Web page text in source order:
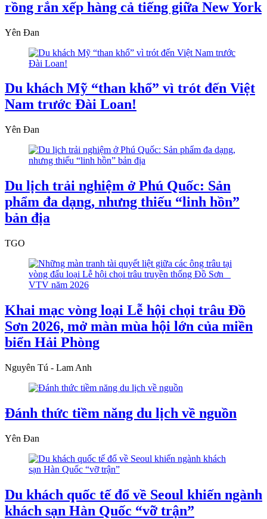
rồng rắn xếp hàng cả tiếng giữa New York
Yên Đan
Du khách Mỹ “than khổ” vì trót đến Việt
Nam trước Đài Loan!
Yên Đan
Du lịch trải nghiệm ở Phú Quốc: Sản
phẩm đa dạng, nhưng thiếu “linh hồn”
bản địa
TGO
Khai mạc vòng loại Lễ hội chọi trâu Đồ
Sơn 2026, mở màn mùa hội lớn của miền
biển Hải Phòng
Nguyên Tú - Lam Anh
Đánh thức tiềm năng du lịch về nguồn
Yên Đan
Du khách quốc tế đổ về Seoul khiến ngành
khách sạn Hàn Quốc “vỡ trận”